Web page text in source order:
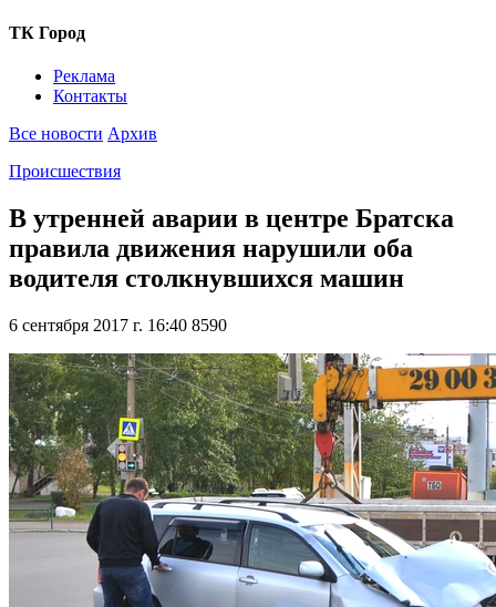
ТК Город
Реклама
Контакты
Все новости Архив
Происшествия
В утренней аварии в центре Братска
правила движения нарушили оба
водителя столкнувшихся машин
6 сентября 2017 г. 16:40 8590